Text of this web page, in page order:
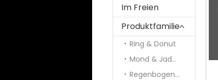
Im Freien
Produktfamilie
Ring & Donut
Mond & Jade & Panel
Regenbogen und Galaxie